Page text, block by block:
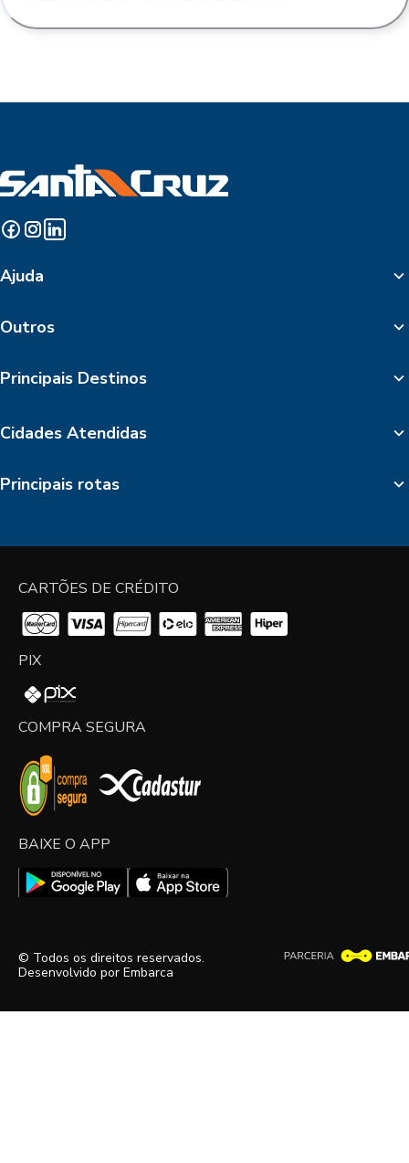
Ajuda
Outros
Principais Destinos
Cidades Atendidas
Principais rotas
CARTÕES DE CRÉDITO
PIX
COMPRA SEGURA
BAIXE O APP
© Todos os direitos reservados.
Desenvolvido por Embarca